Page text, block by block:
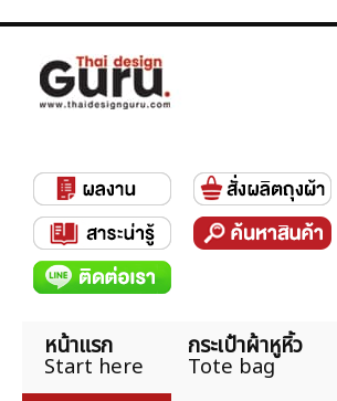
หน้าแรก
Start here
กระเป๋าผ้าหูหิ้ว
Tote bag